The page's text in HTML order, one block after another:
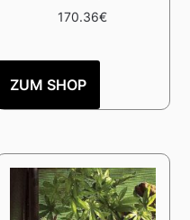
170.36€
ZUM SHOP